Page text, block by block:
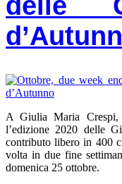
A Giulia Maria Crespi,
l’edizione 2020 delle
contributo libero in 400
volta in due fine
domenica 25 ottobre.